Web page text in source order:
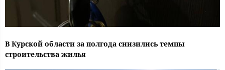
В Курской области за полгода снизились темпы
строительства жилья